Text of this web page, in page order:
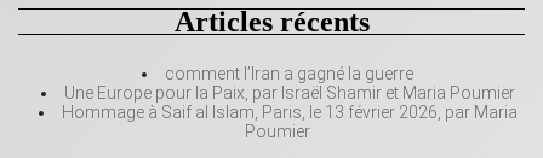
Articles récents
comment l’Iran a gagné la guerre
Une Europe pour la Paix, par Israël Shamir et Maria Poumier
Hommage à Saif al Islam, Paris, le 13 février 2026, par Maria
Poumier